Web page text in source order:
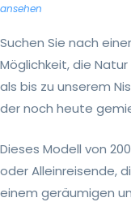
ansehen
Suchen Sie nach
Möglichkeit, die
als bis zu unserem
der noch heute
Dieses Modell von
oder Alleinreisende,
einem geräumigen